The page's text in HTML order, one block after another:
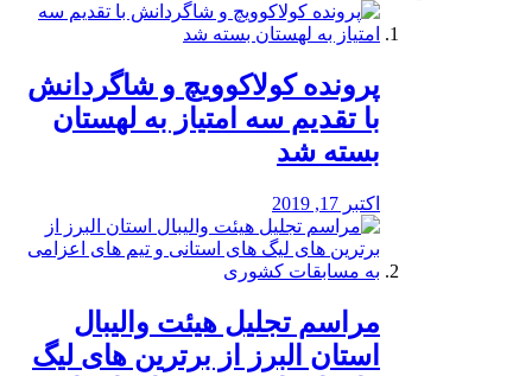
پرونده کولاکوویچ و شاگردانش
با تقدیم سه امتیاز به لهستان
بسته شد
اکتبر 17, 2019
مراسم تجلیل هیئت والیبال
استان البرز از برترین های لیگ